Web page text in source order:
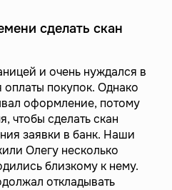
сделать скан
и очень нуждался в
покупок. Однако
оформление, потому
чтобы сделать скан
заявки в банк. Наши
Олегу несколько
близкому к нему.
откладывать